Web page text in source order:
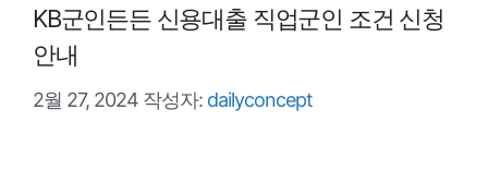
KB군인든든 신용대출 직업군인 조건 신청
안내
2월 27, 2024 작성자: dailyconcept